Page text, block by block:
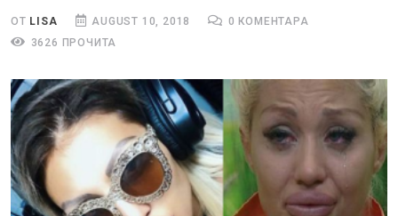
ОТ LISA AUGUST 10, 2018
0 КОМЕНТАРА
3626 ПРОЧИТА